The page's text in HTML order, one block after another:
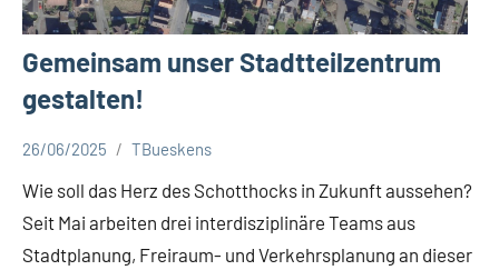
Gemeinsam unser Stadtteilzentrum
gestalten!
26/06/2025 TBueskens
Wie soll das Herz des Schotthocks in Zukunft aussehen?
Seit Mai arbeiten drei interdisziplinäre Teams aus
Stadtplanung, Freiraum- und Verkehrsplanung an dieser